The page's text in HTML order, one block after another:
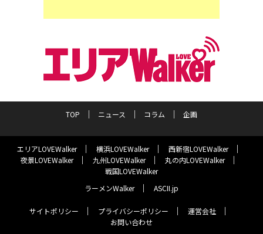
TOP ニュース コラム 企画
エリアLOVEWalker 横浜LOVEWalker
西新宿LOVEWalker
夜景LOVEWalker
九州LOVEWalker
丸の内LOVEWalker
戦国LOVEWalker
ラーメンWalker
ASCII.jp
サイトポリシー プライバシーポリシー
運営会社
お問い合わせ